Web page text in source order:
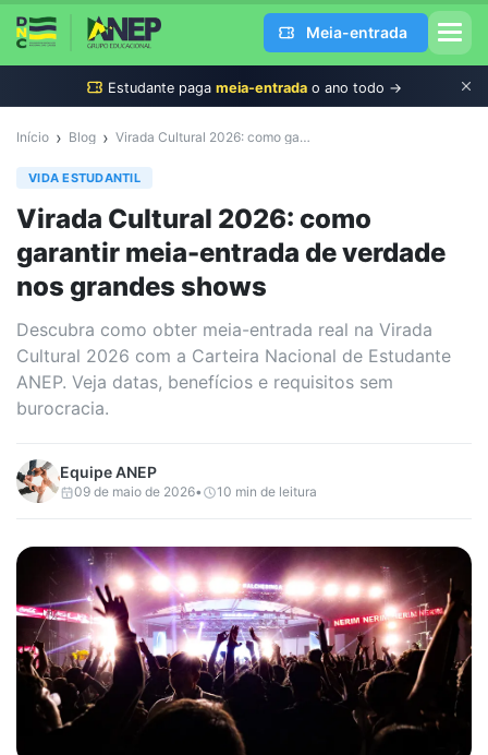
Meia-entrada
Estudante paga meia-entrada o ano todo →
Início › Blog › Virada Cultural 2026: como garantir meia-entrada de verdade nos grandes shows
VIDA ESTUDANTIL
Virada Cultural 2026: como
garantir meia-entrada de verdade
nos grandes shows
Descubra como obter meia-entrada real na Virada
Cultural 2026 com a Carteira Nacional de Estudante
ANEP. Veja datas, benefícios e requisitos sem
burocracia.
EquipeANEP
09 de maio de 2026• 10 min de leitura